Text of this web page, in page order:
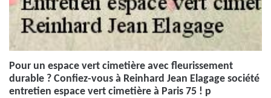
Pour un espace vert cimetière avec fleurissement
durable ? Confiez-vous à Reinhard Jean Elagage société
entretien espace vert cimetière à Paris 75 ! p